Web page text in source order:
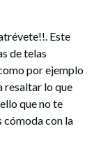
Este
de telas
por ejemplo
resaltar lo que
que no te
cómoda con la